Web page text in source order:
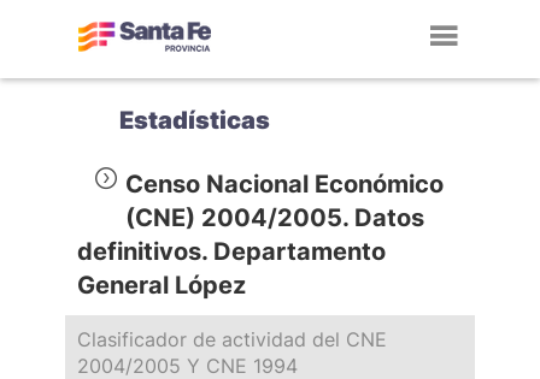
Estadísticas
Censo Nacional Económico
(CNE) 2004/2005. Datos
definitivos. Departamento
General López
Clasificador de actividad del CNE
2004/2005 Y CNE 1994